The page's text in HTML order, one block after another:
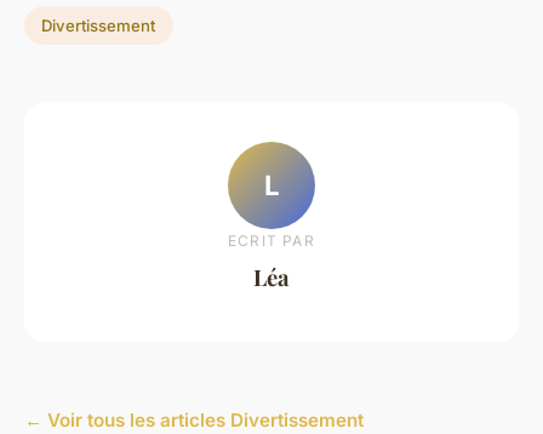
Divertissement
L
ECRIT PAR
Léa
← Voir tous les articles Divertissement